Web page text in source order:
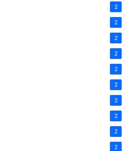
2
2
2
2
2
2
2
2
2
2